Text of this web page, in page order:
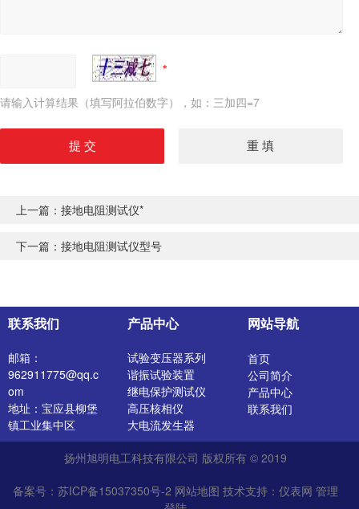
请输入计算结果（填写阿拉伯数字），如：三加四=7
上一篇： 接地电阻测试仪*
下一篇： 接地电阻测试仪型号
联系我们
邮箱：
962911775@qq.c
om
地址：宝应县柳堡
镇工业集中区
产品中心
试验变压器系列
谐振试验装置
继电保护测试仪
高压核相仪
大电流发生器
开关特性测试仪
高压发生器
介质损耗测试仪
网站导航
首页
公司简介
产品中心
联系我们
扬州旭明电工科技有限公司 版权所有 © 2019
备案号：苏ICP备15037350号-2 网站地图 技术支持： 仪表网 管理